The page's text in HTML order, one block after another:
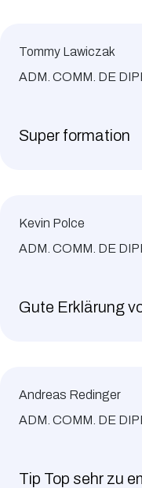
Tommy Lawiczak
ADM. COMM. DE
Super formation
Kevin Polce
ADM. COMM. DE
Gute Erklärung
Andreas Redinger
ADM. COMM. DE
Tip Top sehr zu